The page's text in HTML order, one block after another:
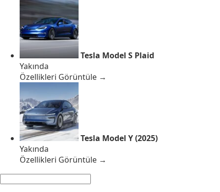
Tesla Model S Plaid
Yakında
Özellikleri Görüntüle →
Tesla Model Y (2025)
Yakında
Özellikleri Görüntüle →